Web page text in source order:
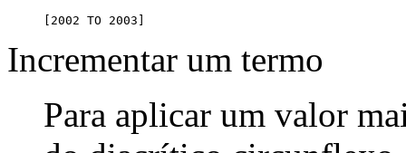
[2002 TO 2003]
Incrementar um termo
Para aplicar um valor